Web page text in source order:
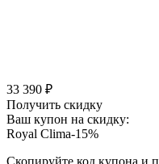
33 390 ₽
Получить скидку
Ваш купон на скидку:
Royal Clima-15%
Скопируйте код купона и